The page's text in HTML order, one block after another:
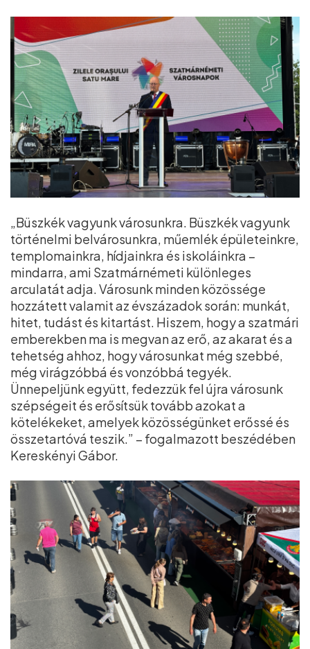
„Büszkék vagyunk városunkra. Büszkék vagyunk
történelmi belvárosunkra, műemlék épületeinkre,
templomainkra, hídjainkra és iskoláinkra –
mindarra, ami Szatmárnémeti különleges
arculatát adja. Városunk minden közössége
hozzátett valamit az évszázadok során: munkát,
hitet, tudást és kitartást. Hiszem, hogy a szatmári
emberekben ma is megvan az erő, az akarat és a
tehetség ahhoz, hogy városunkat még szebbé,
még virágzóbbá és vonzóbbá tegyék.
Ünnepeljünk együtt, fedezzük fel újra városunk
szépségeit és erősítsük tovább azokat a
kötelékeket, amelyek közösségünket erőssé és
összetartóvá teszik.” – fogalmazott beszédében
Kereskényi Gábor.